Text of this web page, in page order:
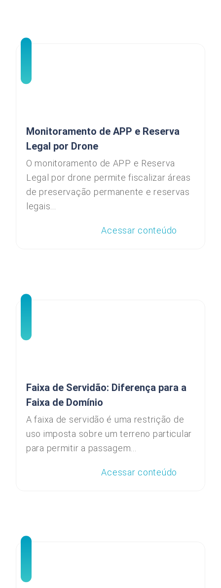
Monitoramento de APP e Reserva
Legal por Drone
O monitoramento de APP e Reserva
Legal por drone permite fiscalizar áreas
de preservação permanente e reservas
legais...
Acessar conteúdo
Faixa de Servidão: Diferença para a
Faixa de Domínio
A faixa de servidão é uma restrição de
uso imposta sobre um terreno particular
para permitir a passagem...
Acessar conteúdo